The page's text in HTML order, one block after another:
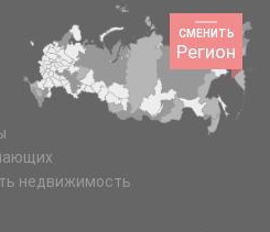
СМЕНИТЬ
Регион
недвижимость